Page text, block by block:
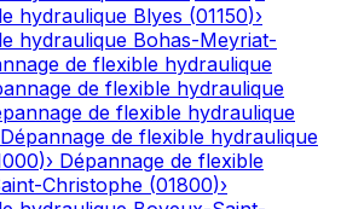
hydraulique Blyes (01150)›
hydraulique Bohas-Meyriat-
de flexible hydraulique
de flexible hydraulique
de flexible hydraulique
Dépannage de flexible hydraulique
)› Dépannage de flexible
Christophe (01800)›